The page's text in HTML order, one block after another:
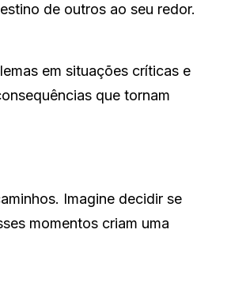
de outros ao seu redor.
em situações críticas e
que tornam
Imagine decidir se
momentos criam uma